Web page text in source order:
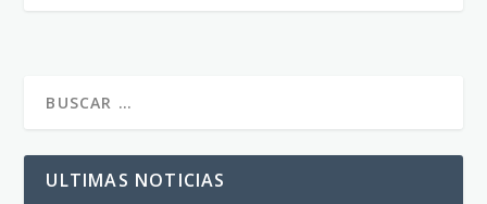
ULTIMAS NOTICIAS